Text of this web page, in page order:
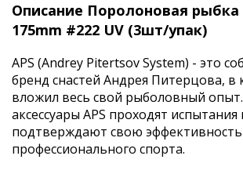
Описание Поролоновая рыбка
175mm #222 UV (3шт/упак)
APS (Andrey Pitertsov System) - это
бренд снастей Андрея Питерцова, в
вложил весь свой рыболовный
аксессуары APS проходят испытания
подтверждают свою эффективность
профессионального спорта.